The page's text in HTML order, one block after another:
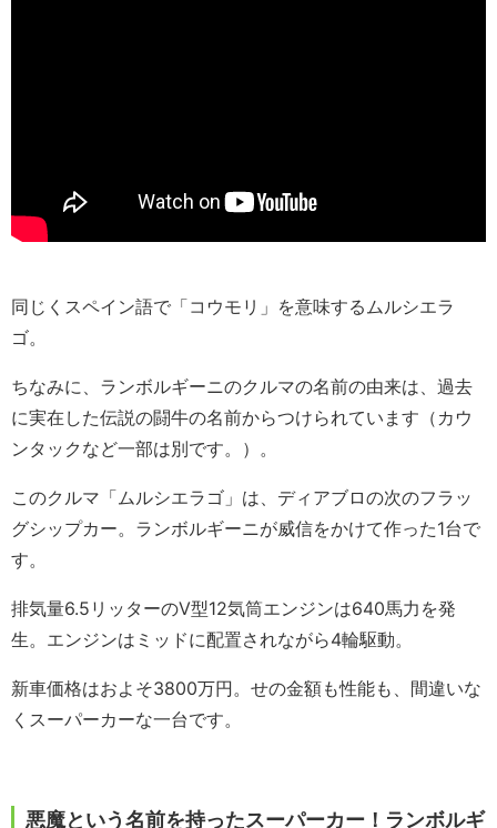
同じくスペイン語で「コウモリ」を意味するムルシエラ
ゴ。
ちなみに、ランボルギーニのクルマの名前の由来は、過去
に実在した伝説の闘牛の名前からつけられています（カウ
ンタックなど一部は別です。）。
このクルマ「ムルシエラゴ」は、ディアブロの次のフラッ
グシップカー。ランボルギーニが威信をかけて作った1台で
す。
排気量6.5リッターのV型12気筒エンジンは640馬力を発
生。エンジンはミッドに配置されながら4輪駆動。
新車価格はおよそ3800万円。せの金額も性能も、間違いな
くスーパーカーな一台です。
悪魔という名前を持ったスーパーカー！ランボルギ